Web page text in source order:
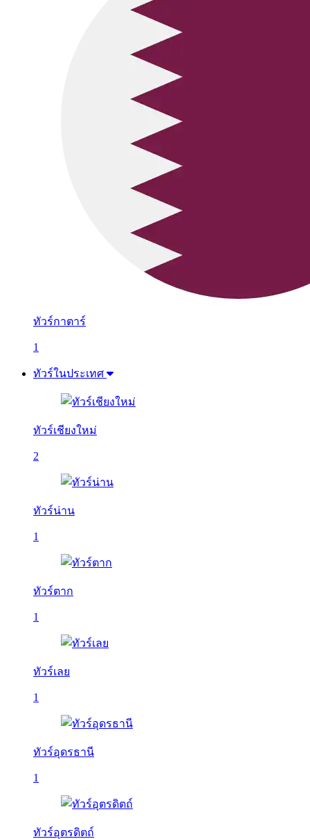
ทัวร์กาตาร์
1
ทัวร์ในประเทศ
ทัวร์เชียงใหม่
2
ทัวร์น่าน
1
ทัวร์ตาก
1
ทัวร์เลย
1
ทัวร์อุดรธานี
1
ทัวร์อุตรดิตถ์